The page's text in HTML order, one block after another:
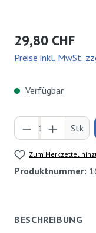
Regulärer Preis:
29,80 CHF
Preise inkl. MwSt.
Verfügbar
Produkt Stk
Zum Merkzettel
Produktnummer:
BESCHREIBUNG